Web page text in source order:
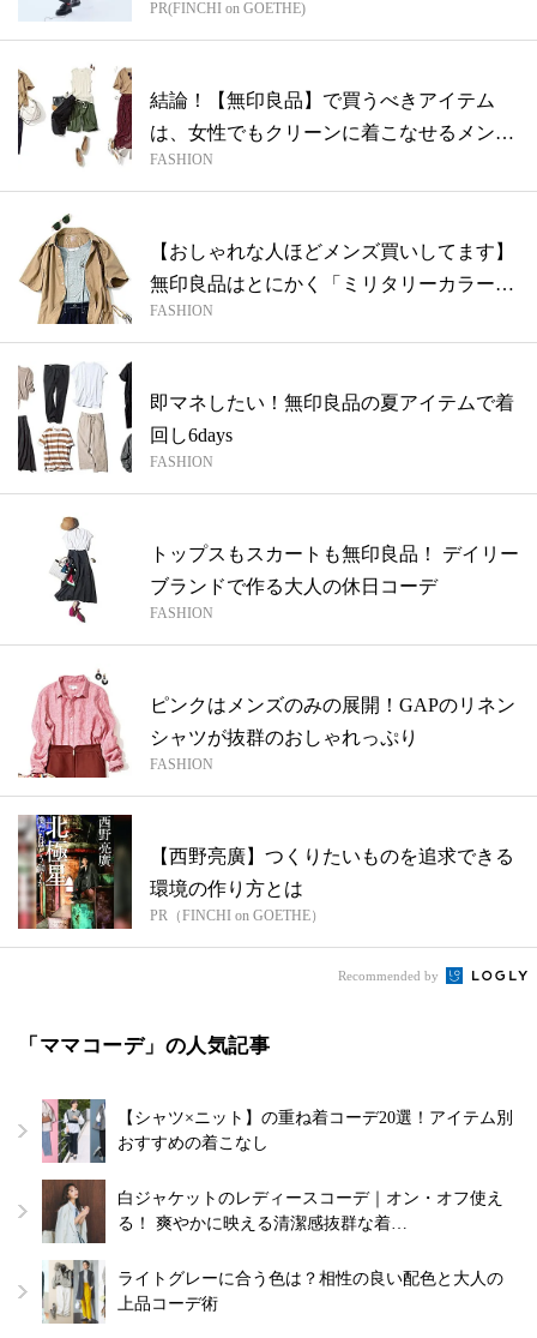
PR(FINCHI on GOETHE)
結論！【無印良品】で買うべきアイテム
は、女性でもクリーンに着こなせるメンズ
の「ミ...
FASHION
【おしゃれな人ほどメンズ買いしてます】
無印良品はとにかく「ミリタリーカラー」
を狙...
FASHION
即マネしたい！無印良品の夏アイテムで着
回し6days
FASHION
トップスもスカートも無印良品！ デイリー
ブランドで作る大人の休日コーデ
FASHION
ピンクはメンズのみの展開！GAPのリネン
シャツが抜群のおしゃれっぷり
FASHION
【西野亮廣】つくりたいものを追求できる
環境の作り方とは
PR（FINCHI on GOETHE）
Recommended by
「ママコーデ」の人気記事
【シャツ×ニット】の重ね着コーデ20選！アイテム別
おすすめの着こなし
白ジャケットのレディースコーデ｜オン・オフ使え
る！ 爽やかに映える清潔感抜群な着…
ライトグレーに合う色は？相性の良い配色と大人の
上品コーデ術